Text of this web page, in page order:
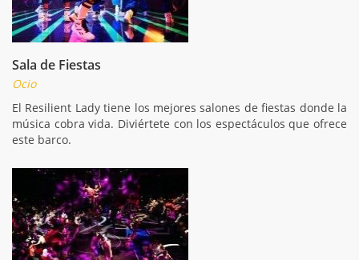
Sala de Fiestas
Ocio
El Resilient Lady tiene los mejores salones de fiestas donde la
música cobra vida. Diviértete con los espectáculos que ofrece
este barco.